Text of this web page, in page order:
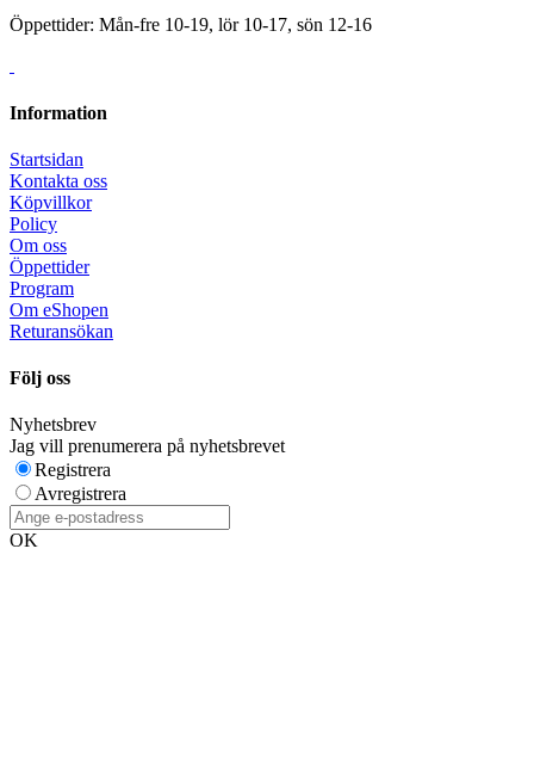
Öppettider: Mån-fre 10-19, lör 10-17, sön 12-16
Information
Startsidan
Kontakta oss
Köpvillkor
Policy
Om oss
Öppettider
Program
Om eShopen
Returansökan
Följ oss
Nyhetsbrev
Jag vill prenumerera på nyhetsbrevet
Registrera
Avregistrera
OK